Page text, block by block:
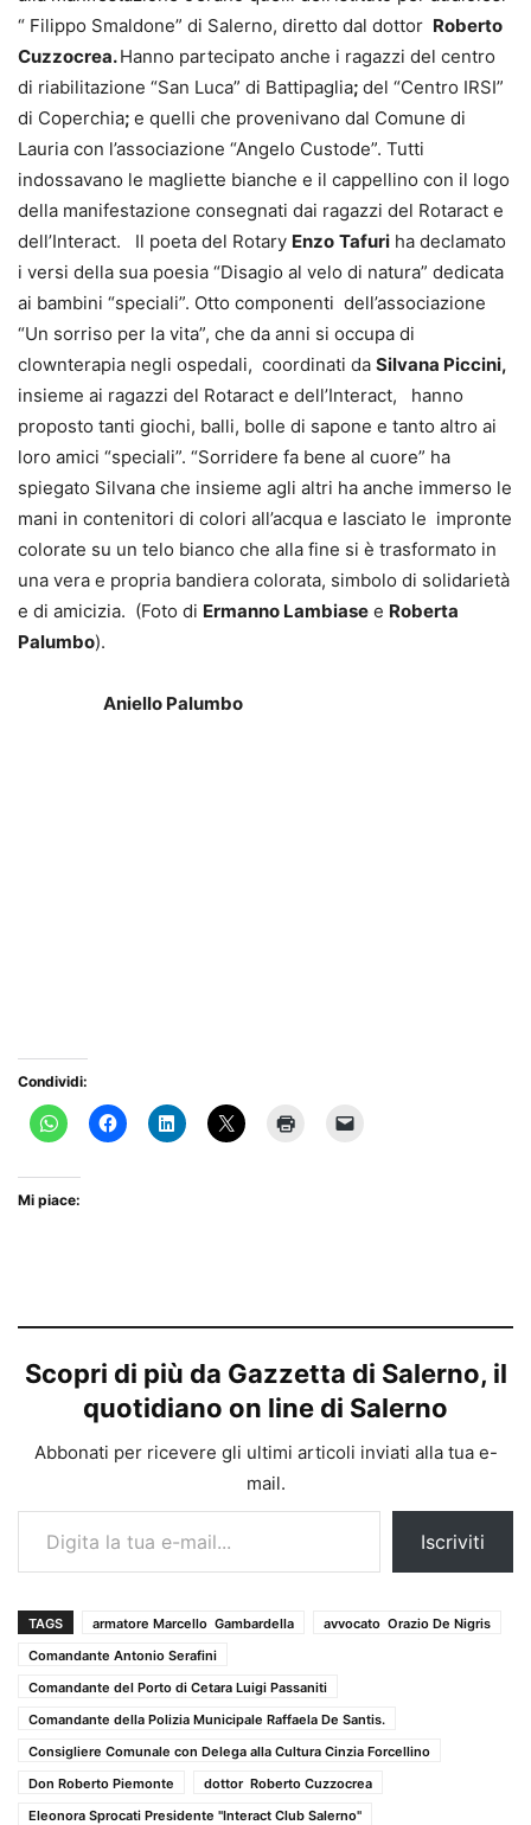
“ Filippo Smaldone” di Salerno, diretto dal dottor Roberto
Cuzzocrea.Hanno partecipato anche i ragazzi del centro
di riabilitazione “San Luca” di Battipaglia; del “Centro IRSI”
di Coperchia; e quelli che provenivano dal Comune di
Lauria con l’associazione “Angelo Custode”. Tutti
indossavano le magliette bianche e il cappellino con il logo
della manifestazione consegnati dai ragazzi del Rotaract e
dell’Interact. Il poeta del Rotary Enzo Tafuri ha declamato
i versi della sua poesia “Disagio al velo di natura” dedicata
ai bambini “speciali”. Otto componenti dell’associazione
“Un sorriso per la vita”, che da anni si occupa di
clownterapia negli ospedali, coordinati da Silvana Piccini,
insieme ai ragazzi del Rotaract e dell’Interact, hanno
proposto tanti giochi, balli, bolle di sapone e tanto altro ai
loro amici “speciali”. “Sorridere fa bene al cuore” ha
spiegato Silvana che insieme agli altri ha anche immerso le
mani in contenitori di colori all’acqua e lasciato le impronte
colorate su un telo bianco che alla fine si è trasformato in
una vera e propria bandiera colorata, simbolo di solidarietà
e di amicizia. (Foto di Ermanno Lambiase e Roberta
Palumbo).
Aniello Palumbo
Condividi:
Mi piace:
Scopri di più da Gazzetta di Salerno, il
quotidiano on line di Salerno
Abbonati per ricevere gli ultimi articoli inviati alla tua e-
mail.
Digita la tua e-mail...
Iscriviti
TAGS armatore Marcello Gambardella
avvocato Orazio De Nigris
Comandante Antonio Serafini
Comandante del Porto di Cetara Luigi Passaniti
Comandante della Polizia Municipale Raffaela De Santis.
Consigliere Comunale con Delega alla Cultura Cinzia Forcellino
Don Roberto Piemonte
dottor Roberto Cuzzocrea
Eleonora Sprocati Presidente "Interact Club Salerno"